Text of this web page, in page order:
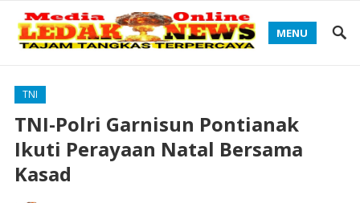
MENU
TNI
TNI-Polri Garnisun Pontianak
Ikuti Perayaan Natal Bersama
Kasad